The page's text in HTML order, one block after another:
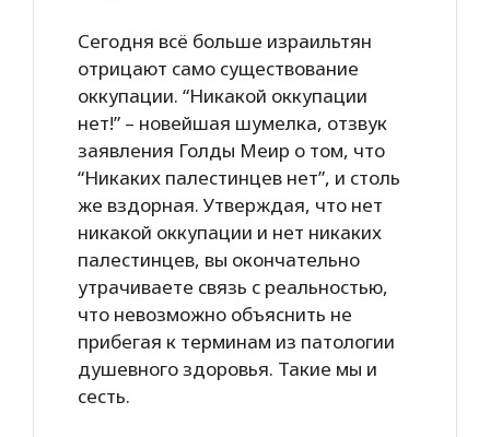
Сегодня всё больше израильтян
отрицают само существование
оккупации. “Никакой оккупации
нет!” – новейшая шумелка, отзвук
заявления Голды Меир о том, что
“Никаких палестинцев нет”, и столь
же вздорная. Утверждая, что нет
никакой оккупации и нет никаких
палестинцев, вы окончательно
утрачиваете связь с реальностью,
что невозможно объяснить не
прибегая к терминам из патологии
душевного здоровья. Такие мы и
сесть.